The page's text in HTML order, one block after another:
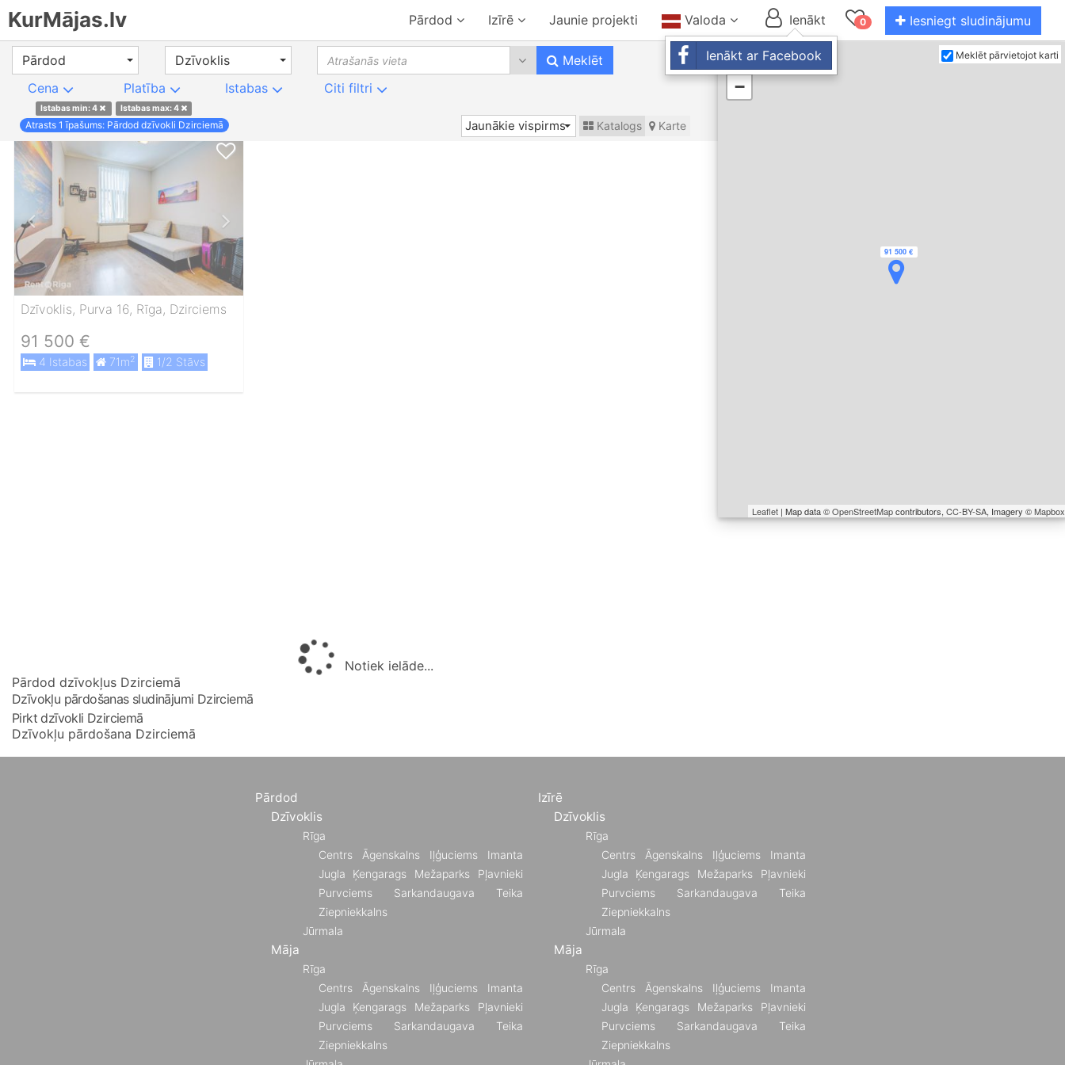
KurMājas.lv Pārdod Izīrē Jaunie projekti Valoda Ienākt 0 Iesniegt sludinājumu
Pārdod Dzīvoklis 10 results are available, use up and down arrow keys to navigate.
Meklēt
Cena
Platība Istabas Citi filtri
Istabas min: 4 Istabas max: 4
Atrasts 1 īpašums: Pārdod dzīvokli Dzirciemā Jaunākie vispirms Katalogs Karte
Dzīvoklis, Purva 16, Rīga, Dzirciems
91 500 €
4 Istabas 71m2 1/2 Stāvs
Notiek ielāde...
Pārdod dzīvokļus Dzirciemā
Dzīvokļu pārdošanas sludinājumi Dzirciemā
Pirkt dzīvokli Dzirciemā
Dzīvokļu pārdošana Dzirciemā
91 500 €
+
−
Leaflet | Map data ©OpenStreetMapcontributors, CC-BY-SA, Imagery ©Mapbox
Meklēt pārvietojot karti
Pārdod
Dzīvoklis
Rīga
Centrs
Āgenskalns Iļģuciems
Imanta
Jugla
Ķengarags Mežaparks
Pļavnieki
Purvciems
Sarkandaugava
Teika
Ziepniekkalns
Jūrmala
Māja
Rīga
Centrs
Āgenskalns Iļģuciems
Imanta
Jugla
Ķengarags Mežaparks
Pļavnieki
Purvciems
Sarkandaugava
Teika
Ziepniekkalns
Izīrē
Dzīvoklis
Rīga
Centrs
Āgenskalns Iļģuciems
Imanta
Jugla
Ķengarags Mežaparks
Pļavnieki
Purvciems
Sarkandaugava
Teika
Ziepniekkalns
Jūrmala
Māja
Rīga
Centrs
Āgenskalns Iļģuciems
Imanta
Jugla
Ķengarags Mežaparks
Pļavnieki
Purvciems
Sarkandaugava
Teika
Ziepniekkalns
Ienākt ar Facebook